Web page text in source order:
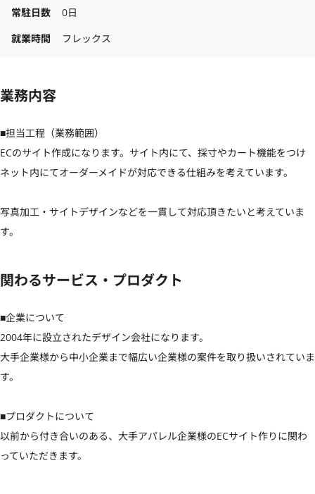
常駐日数
0日
就業時間
フレックス
業務内容
■担当工程（業務範囲）
ECのサイト作成になります。サイト内にて、採寸やカート機能をつけ
ネット内にてオーダーメイドが対応できる仕組みを考えています。
写真加工・サイトデザインなどを一貫して対応頂きたいと考えていま
す。
関わるサービス・プロダクト
■企業について
2004年に設立されたデザイン会社になります。
大手企業様から中小企業まで幅広い企業様の案件を取り扱いされていま
す。
■プロダクトについて
以前から付き合いのある、大手アパレル企業様のECサイト作りに関わ
っていただきます。